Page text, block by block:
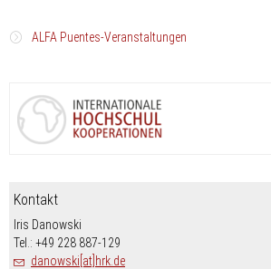
ALFA Puentes-Veranstaltungen
Sustainable Universities” – dies war der Titel der
Konferenz im Rahmen des ALFA puentes
Dezember 2013 in Cartagena de Indias,
120 Hochschulvertreterinnen und -vertreter aus
Lateinamerika über Erfahrungen in der
sowie über die zukünftigen Perspektiven der
europäisch-lateinamerikanischen
Kontakt
Iris Danowski
Tel.: +49 228 887-129
danowski[at]hrk.de